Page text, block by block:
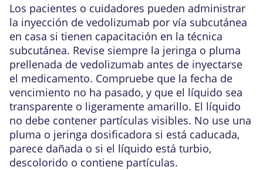
Los pacientes o cuidadores pueden administrar
la inyección de vedolizumab por vía subcutánea
en casa si tienen capacitación en la técnica
subcutánea. Revise siempre la jeringa o pluma
prellenada de vedolizumab antes de inyectarse
el medicamento. Compruebe que la fecha de
vencimiento no ha pasado, y que el líquido sea
transparente o ligeramente amarillo. El líquido
no debe contener partículas visibles. No use una
pluma o jeringa dosificadora si está caducada,
parece dañada o si el líquido está turbio,
descolorido o contiene partículas.